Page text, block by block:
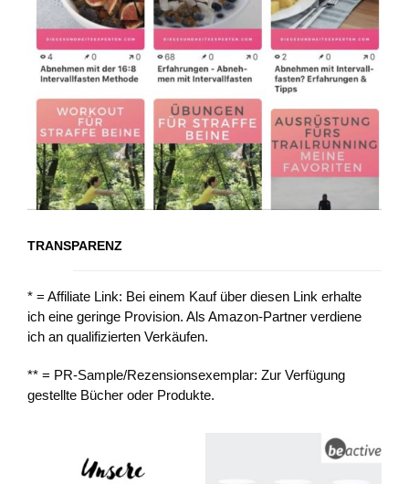
TRANSPARENZ
* = Affiliate Link: Bei einem Kauf über diesen Link erhalte
ich eine geringe Provision. Als Amazon-Partner verdiene
ich an qualifizierten Verkäufen.
** = PR-Sample/Rezensionsexemplar: Zur Verfügung
gestellte Bücher oder Produkte.